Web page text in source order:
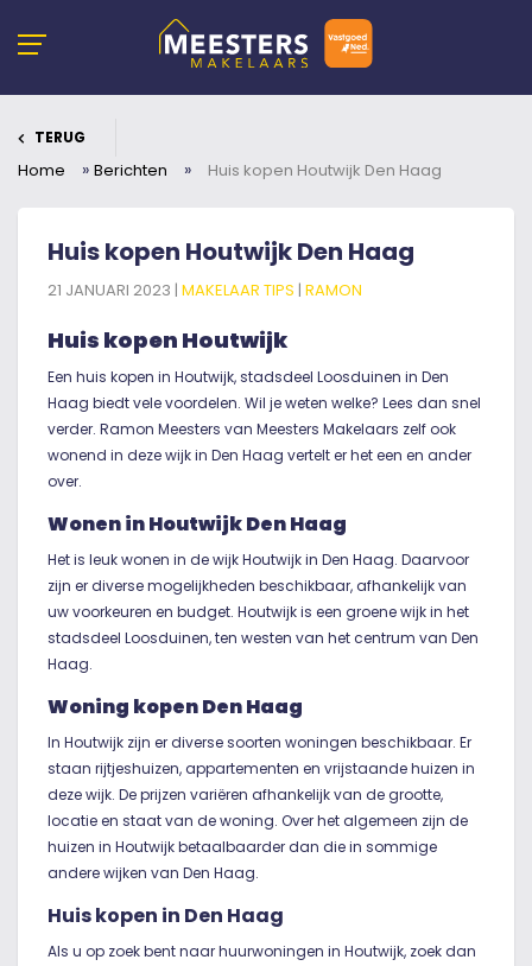
TERUG
Home » Berichten » Huis kopen Houtwijk Den Haag
Huis kopen Houtwijk Den Haag
21 JANUARI 2023 | MAKELAAR TIPS | RAMON
Huis kopen Houtwijk
Een huis kopen in Houtwijk, stadsdeel Loosduinen in Den
Haag biedt vele voordelen. Wil je weten welke? Lees dan snel
verder. Ramon Meesters van Meesters Makelaars zelf ook
wonend in deze wijk in Den Haag vertelt er het een en ander
over.
Wonen in Houtwijk Den Haag
Het is leuk wonen in de wijk Houtwijk in Den Haag. Daarvoor
zijn er diverse mogelijkheden beschikbaar, afhankelijk van
uw voorkeuren en budget. Houtwijk is een groene wijk in het
stadsdeel Loosduinen, ten westen van het centrum van Den
Haag.
Woning kopen Den Haag
In Houtwijk zijn er diverse soorten woningen beschikbaar. Er
staan rijtjeshuizen, appartementen en vrijstaande huizen in
deze wijk. De prijzen variëren afhankelijk van de grootte,
locatie en staat van de woning. Over het algemeen zijn de
huizen in Houtwijk betaalbaarder dan die in sommige
andere wijken van Den Haag.
Huis kopen in Den Haag
Als u op zoek bent naar huurwoningen in Houtwijk, zoek dan